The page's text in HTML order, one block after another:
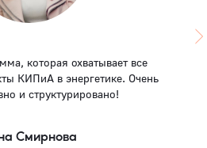
которая охватывает все
КИПиА в энергетике. Очень
и структурировано!
Смирнова